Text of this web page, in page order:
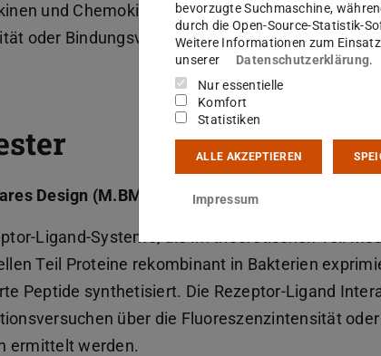
und Chemokinderivaten,
oder Bindungsversuche mit Proteinen und
Design (M.BME14)
Ligand-Systeme, die im theoretischen Teil
Teil Proteine rekombinant in Bakterien
Peptide synthetisiert. Die Rezeptor-Ligand
über die Fluoreszenzintensität
ermittelt werden.
bevorzugte Suchmaschine,
durch die Open-Source-Statistik-
Weitere Informationen zum
unserer
Datenschutzerklärung.
Nur essentielle
Komfort
Statistiken
ALLE AKZEPTIEREN
Impressum